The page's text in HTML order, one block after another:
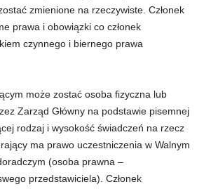
zmienione na rzeczywiste. Członek
prawa i obowiązki co członek
czynnego i biernego prawa
może zostać osoba fizyczna lub
Zarząd Główny na podstawie pisemnej
rodzaj i wysokość świadczeń na rzecz
ma prawo uczestniczenia w Walnym
(osoba prawna –
przedstawiciela). Członek